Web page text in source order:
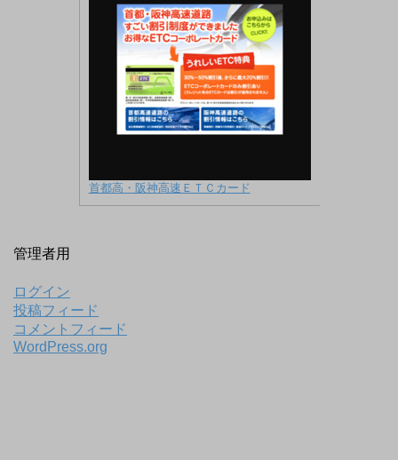
首都高・阪神高速ＥＴＣカード
管理者用
ログイン
投稿フィード
コメントフィード
WordPress.org